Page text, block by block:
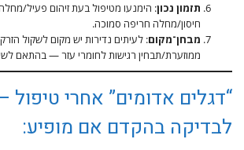
תזמון נכון: הימנעו מטיפול בעת זיהום פעיל/
חיסון/מחלה חריפה סמוכה.
מבחן־מקום: לעיתים נדירות יש מקום לשקול
ממוזערת/תבחין רגישות לחומרי עזר — בהתאם
“דגלים אדומים” אחרי טיפול
לבדיקה בהקדם אם מופיע: